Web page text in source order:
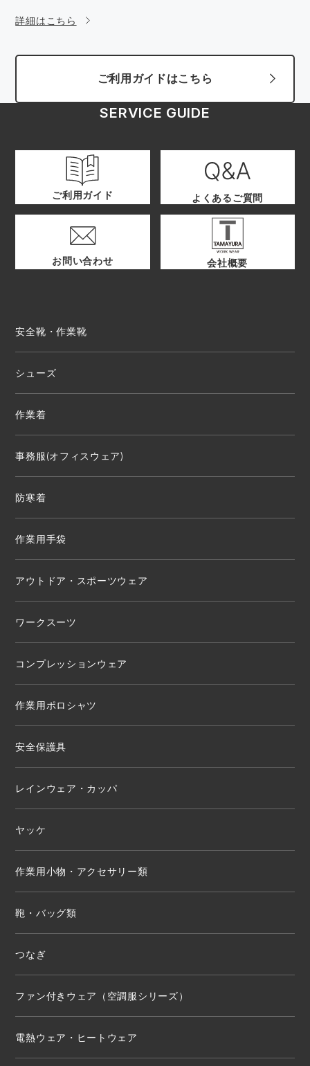
詳細はこちら
ご利用ガイドはこちら
SERVICE GUIDE
ご利用ガイド よくあるご質問
お問い合わせ 会社概要
安全靴・作業靴
シューズ
作業着
事務服(オフィスウェア)
防寒着
作業用手袋
アウトドア・スポーツウェア
ワークスーツ
コンプレッションウェア
作業用ポロシャツ
安全保護具
レインウェア・カッパ
ヤッケ
作業用小物・アクセサリー類
鞄・バッグ類
つなぎ
ファン付きウェア（空調服シリーズ）
電熱ウェア・ヒートウェア